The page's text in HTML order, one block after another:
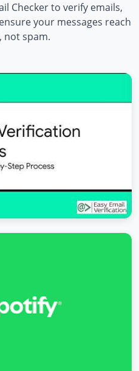
Checker to verify emails,
your messages reach
not spam.